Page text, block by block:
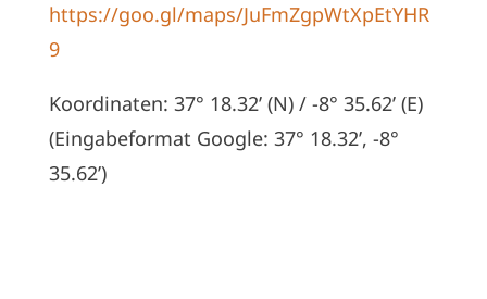
https://goo.gl/maps/JuFmZgpWtXpEtYHR
9
Koordinaten: 37° 18.32’ (N) / -8° 35.62’ (E)
(Eingabeformat Google: 37° 18.32’, -8°
35.62’)